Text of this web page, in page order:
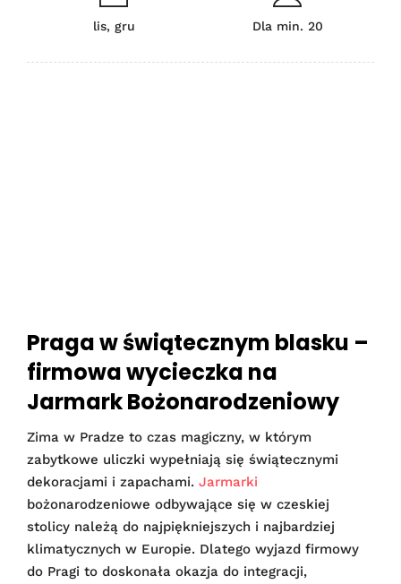
lis, gru Dla min. 20
Praga w świątecznym blasku –
firmowa wycieczka na
Jarmark Bożonarodzeniowy
Zima w Pradze to czas magiczny, w którym
zabytkowe uliczki wypełniają się świątecznymi
dekoracjami i zapachami. Jarmarki
bożonarodzeniowe odbywające się w czeskiej
stolicy należą do najpiękniejszych i najbardziej
klimatycznych w Europie. Dlatego wyjazd firmowy
do Pragi to doskonała okazja do integracji,